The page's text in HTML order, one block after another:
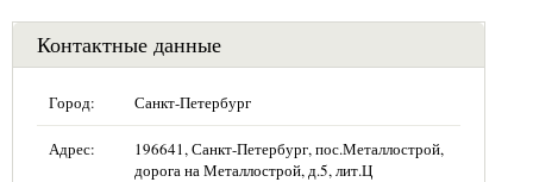
Контактные данные
Город: Санкт-Петербург
Адрес:
196641, Санкт-Петербург, пос.Металлострой,
дорога на Металлострой, д.5, лит.Ц